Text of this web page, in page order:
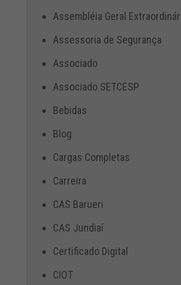
Assembléia Geral
Assessoria de Segurança
Associado
Associado SETCESP
Bebidas
Blog
Cargas Completas
Carreira
CAS Barueri
CAS Jundiaí
Certificado Digital
CIOT